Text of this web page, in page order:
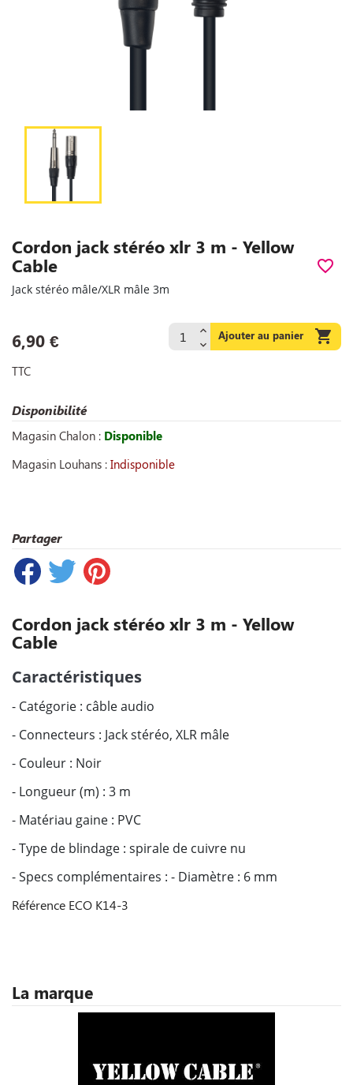
Cordon jack stéréo xlr 3 m - Yellow
Cable
favorite_border
Jack stéréo mâle/XLR mâle 3m
6,90 € Ajouter au panier 
TTC
Disponibilité
Magasin Chalon : Disponible
Magasin Louhans : Indisponible
Partager
Cordon jack stéréo xlr 3 m - Yellow
Cable
Caractéristiques
- Catégorie : câble audio
- Connecteurs : Jack stéréo, XLR mâle
- Couleur : Noir
- Longueur (m) : 3 m
- Matériau gaine : PVC
- Type de blindage : spirale de cuivre nu
- Specs complémentaires : - Diamètre : 6 mm
Référence ECO K14-3
La marque